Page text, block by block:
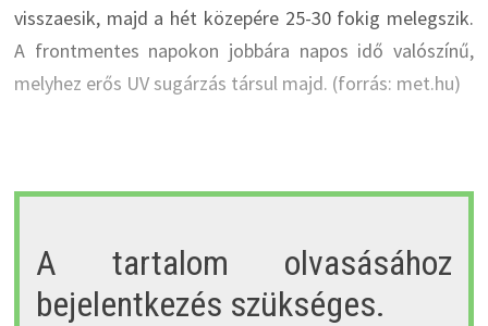
visszaesik, majd a hét közepére 25-30 fokig melegszik.
A frontmentes napokon jobbára napos idő valószínű,
melyhez erős UV sugárzás társul majd. (forrás: met.hu)
A tartalom olvasásához
bejelentkezés szükséges.